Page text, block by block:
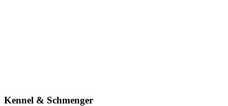
Kennel & Schmenger